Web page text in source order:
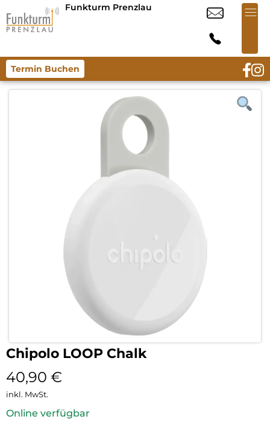
Funkturm Prenzlau
Termin Buchen
Chipolo LOOP Chalk
40,90 €
inkl. MwSt.
Online verfügbar